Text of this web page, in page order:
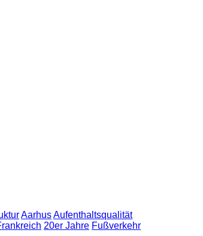
AarhusAufenthaltsqualität
20er Jahre Fußverkehr